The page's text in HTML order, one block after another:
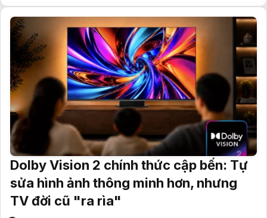
Dolby Vision 2 chính thức cập bến: Tự
sửa hình ảnh thông minh hơn, nhưng
TV đời cũ "ra rìa"